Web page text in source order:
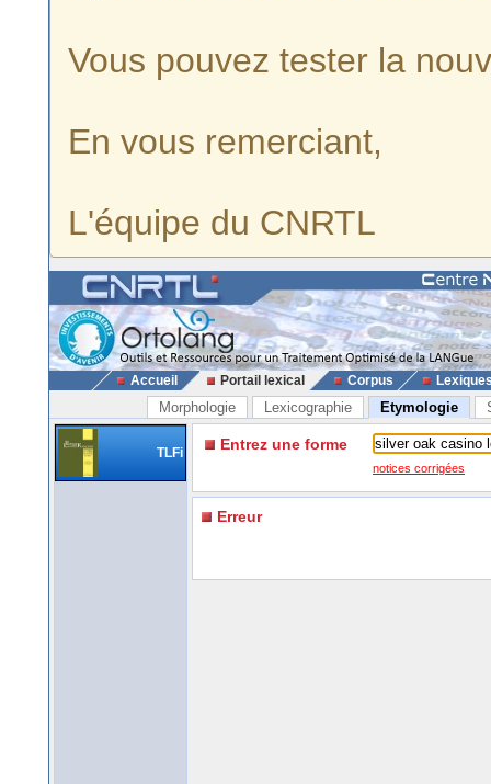
Vous pouvez tester la
En vous remerciant,
L'équipe du CNRTL
Accueil Portail lexical Corpus
Morphologie Lexicographie Etymologie
TLFi Entrez une forme
notices corrigées
Erreur